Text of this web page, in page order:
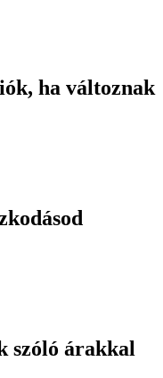
ha változnak
szóló árakkal